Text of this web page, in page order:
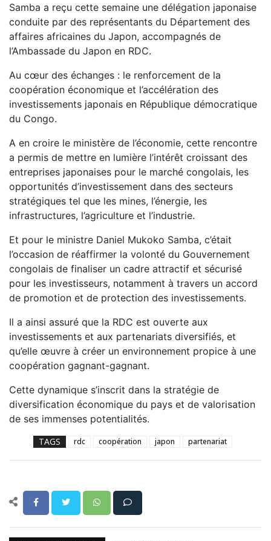
Samba a reçu cette semaine une délégation japonaise
conduite par des représentants du Département des
affaires africaines du Japon, accompagnés de
l’Ambassade du Japon en RDC.
Au cœur des échanges : le renforcement de la
coopération économique et l’accélération des
investissements japonais en République démocratique
du Congo.
A en croire le ministère de l’économie, cette rencontre
a permis de mettre en lumière l’intérêt croissant des
entreprises japonaises pour le marché congolais, les
opportunités d’investissement dans des secteurs
stratégiques tel que les mines, l’énergie, les
infrastructures, l’agriculture et l’industrie.
Et pour le ministre Daniel Mukoko Samba, c’était
l’occasion de réaffirmer la volonté du Gouvernement
congolais de finaliser un cadre attractif et sécurisé
pour les investisseurs, notamment à travers un accord
de promotion et de protection des investissements.
Il a ainsi assuré que la RDC est ouverte aux
investissements et aux partenariats diversifiés, et
qu’elle œuvre à créer un environnement propice à une
coopération gagnant-gagnant.
Cette dynamique s’inscrit dans la stratégie de
diversification économique du pays et de valorisation
de ses immenses potentialités.
TAGS rdc coopération japon partenariat